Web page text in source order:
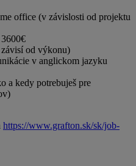
office (v závislosti od projektu
od výkonu)
v anglickom jazyku
a kedy potrebuješ pre
https://www.grafton.sk/sk/job-